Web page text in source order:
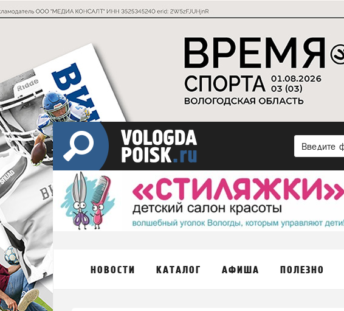
НОВОСТИ КАТАЛОГ АФИША ПОЛЕЗНО